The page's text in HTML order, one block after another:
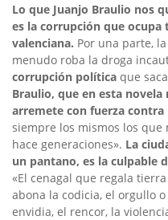
Lo que Juanjo Braulio nos
es la corrupción que
valenciana. Por una parte, la
menudo roba la droga
corrupción política que
Braulio, que en esta
arremete con fuerza
siempre los mismos los que
hace generaciones». La
un pantano, es la culpable
«El cenagal que regala
abona la codicia, el orgullo
envidia, el rencor, la